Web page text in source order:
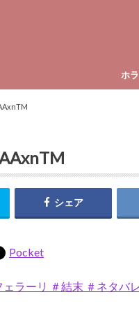
ホ
シェア
Pocket